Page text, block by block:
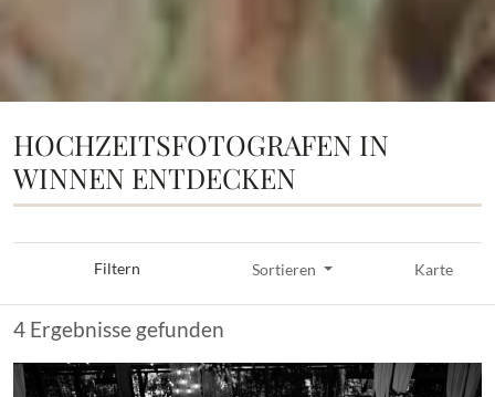
HOCHZEITSFOTOGRAFEN IN
WINNEN ENTDECKEN
Filtern Sortieren Karte
4 Ergebnisse gefunden